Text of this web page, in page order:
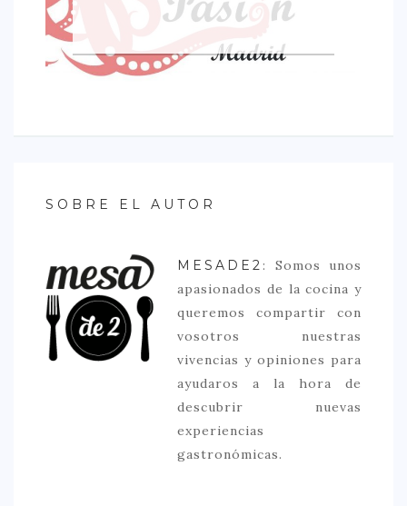
SOBRE EL AUTOR
MESADE2: Somos unos
apasionados de la cocina y
queremos compartir con
vosotros nuestras
vivencias y opiniones para
ayudaros a la hora de
descubrir nuevas
experiencias
gastronómicas.